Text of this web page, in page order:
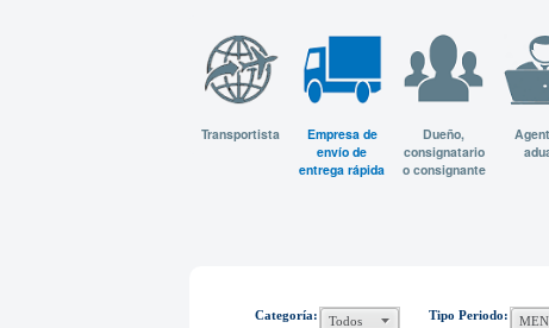
Transportista
Empresa de
envío de
entrega rápida
Dueño,
consignatario
o consignante